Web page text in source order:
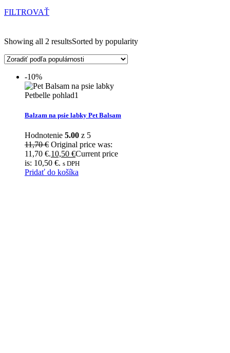
FILTROVAŤ
Naše granule(4)
Naše pamlsky(2)
Parohy pre psov
Syr z jaka (5)
Konzervy pre psov
Hračky pre psov(17)
Chlpaté motýliky
Misky pre psov(6)
Obojky(1)
Kozmetika pre psov
Sáčky na bobky
Showing all 2 resultsSorted by popularity
-10%
Balzam na psie labky Pet Balsam
Hodnotenie 5.00 z 5
11,70€ Original price was:
11,70 €.10,50 €Current price
is: 10,50 €. s DPH
Pridať do košíka